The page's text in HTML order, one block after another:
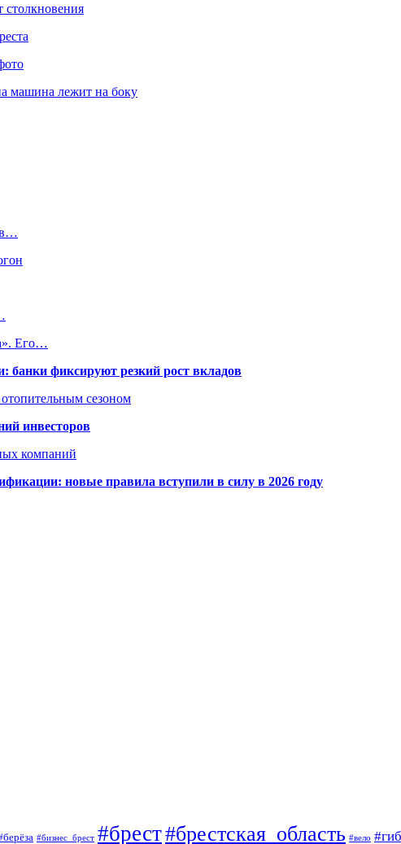
машина лежит на боку
в…
Его…
банки фиксируют резкий рост вкладов
сезоном
инвесторов
компаний
новые правила вступили в силу в 2026 году
#бизнес_брест #брест#брестская_область #вело